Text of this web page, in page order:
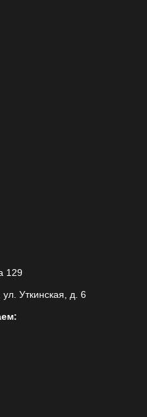
129
Уткинская, д. 6